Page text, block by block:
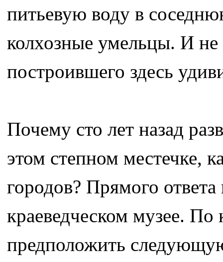
питьевую воду в
колхозные умельцы. И не
построившего здесь
Почему сто лет назад
этом степном местечке,
городов? Прямого
краеведческом музее.
предположить